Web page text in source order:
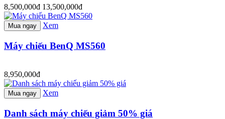
8,500,000đ 13,500,000đ
Mua ngay Xem
Máy chiếu BenQ MS560
8,950,000đ
Mua ngay Xem
Danh sách máy chiếu giảm 50% giá